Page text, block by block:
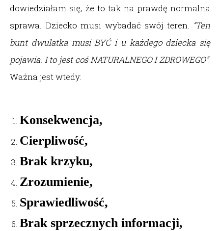
dowiedziałam się, że to tak na prawdę normalna
sprawa. Dziecko musi wybadać swój teren.
“Ten
bunt dwulatka musi BYĆ i u każdego dziecka się
pojawia. I to jest coś NATURALNEGO I ZDROWEGO”.
Ważna jest wtedy:
Konsekwencja,
Cierpliwość,
Brak krzyku,
Zrozumienie,
Sprawiedliwość,
Brak sprzecznych informacji,